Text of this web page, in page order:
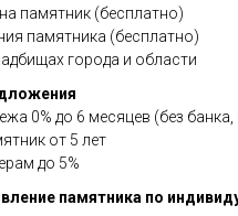
памятник (бесплатно)
памятника (бесплатно)
города и области
0% до 6 месяцев (без банка,
от 5 лет
до 5%
памятника по